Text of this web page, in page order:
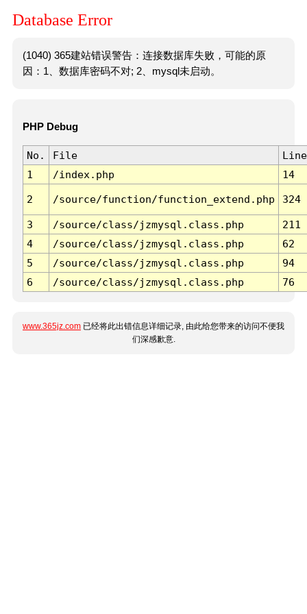
Database Error
(1040) 365建站错误警告：连接数据库失败，可能的原
因：1、数据库密码不对; 2、mysql未启动。
PHP Debug
No. File
Line
1
/index.php 14
2 /source/function/function_extend.php 324
3 /source/class/jzmysql.class.php
211
4
/source/class/jzmysql.class.php
62
5
/source/class/jzmysql.class.php
94
6
/source/class/jzmysql.class.php 76
www.365jz.com 已经将此出错信息详细记录, 由此给您带来的访问不便我
们深感歉意.